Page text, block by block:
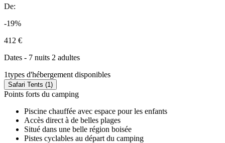
De:
-19%
412 €
Dates - 7 nuits 2 adultes
1types d'hébergement disponibles
Safari Tents (1)
Points forts du camping
Piscine chauffée avec espace pour les enfants
Accès direct à de belles plages
Situé dans une belle région boisée
Pistes cyclables au départ du camping